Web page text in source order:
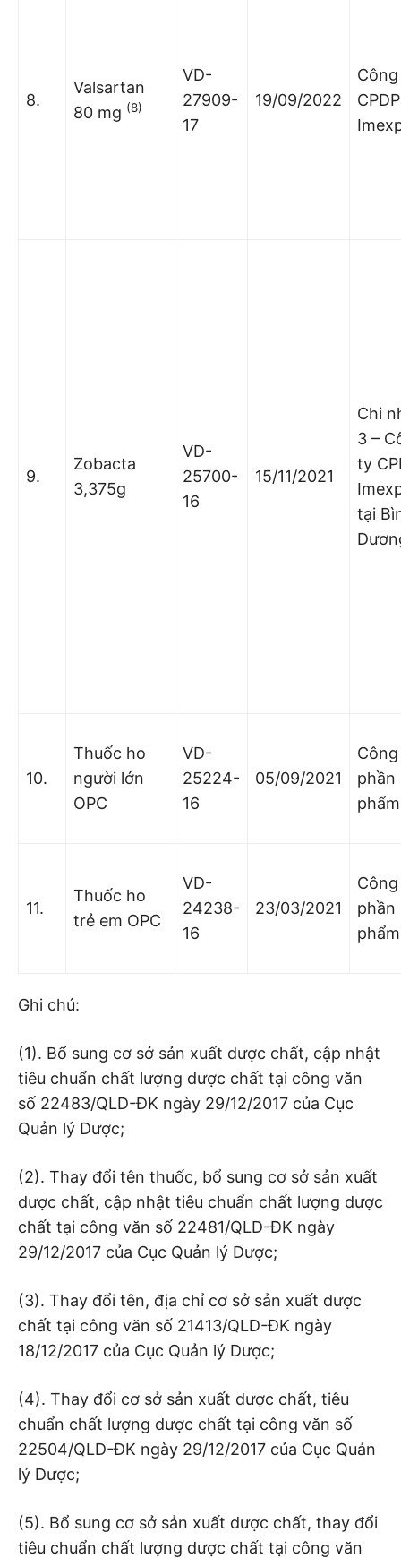
8.
Valsartan
80 mg (8)
VD-
27909-
17
19/09/2022
CPDP
9.
Zobacta
3,375g
VD-
25700-
16
15/11/2021
Chi
3 –
ty
tại
10.
Thuốc ho
người lớn
OPC
VD-
25224-
16
05/09/2021
phần
11.
Thuốc ho
trẻ em OPC
VD-
24238-
16
23/03/2021
phần
Ghi chú:
(1). Bổ sung cơ sở sản xuất dược chất, cập nhật
tiêu chuẩn chất lượng dược chất tại công văn
số 22483/QLD-ĐK ngày 29/12/2017 của Cục
Quản lý Dược;
(2). Thay đổi tên thuốc, bổ sung cơ sở sản xuất
dược chất, cập nhật tiêu chuẩn chất lượng dược
chất tại công văn số 22481/QLD-ĐK ngày
29/12/2017 của Cục Quản lý Dược;
(3). Thay đổi tên, địa chỉ cơ sở sản xuất dược
chất tại công văn số 21413/QLD-ĐK ngày
18/12/2017 của Cục Quản lý Dược;
(4). Thay đổi cơ sở sản xuất dược chất, tiêu
chuẩn chất lượng dược chất tại công văn số
22504/QLD-ĐK ngày 29/12/2017 của Cục Quản
lý Dược;
(5). Bổ sung cơ sở sản xuất dược chất, thay đổi
tiêu chuẩn chất lượng dược chất tại công văn